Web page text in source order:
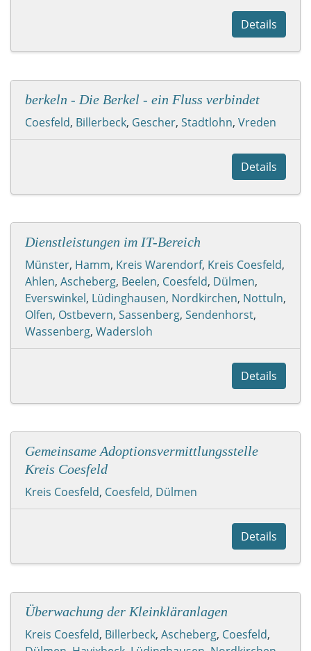
Details
berkeln - Die Berkel - ein Fluss verbindet
Coesfeld, Billerbeck, Gescher, Stadtlohn, Vreden
Details
Dienstleistungen im IT-Bereich
Münster, Hamm, Kreis Warendorf, Kreis Coesfeld,
Ahlen, Ascheberg, Beelen, Coesfeld, Dülmen,
Everswinkel, Lüdinghausen, Nordkirchen, Nottuln,
Olfen, Ostbevern, Sassenberg, Sendenhorst,
Wassenberg, Wadersloh
Details
Gemeinsame Adoptionsvermittlungsstelle
Kreis Coesfeld
Kreis Coesfeld, Coesfeld, Dülmen
Details
Überwachung der Kleinkläranlagen
Kreis Coesfeld, Billerbeck, Ascheberg, Coesfeld,